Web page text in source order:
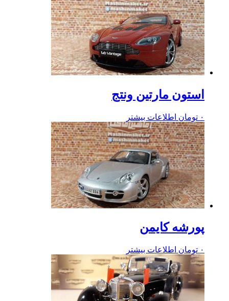
استون مارتین ونتج
۰ تومان اطلاعات بیشتر
پورشه کایمن
۰ تومان اطلاعات بیشتر